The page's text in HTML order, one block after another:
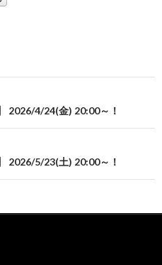
2026/4/24(金) 20:00～！
2026/5/23(土) 20:00～！